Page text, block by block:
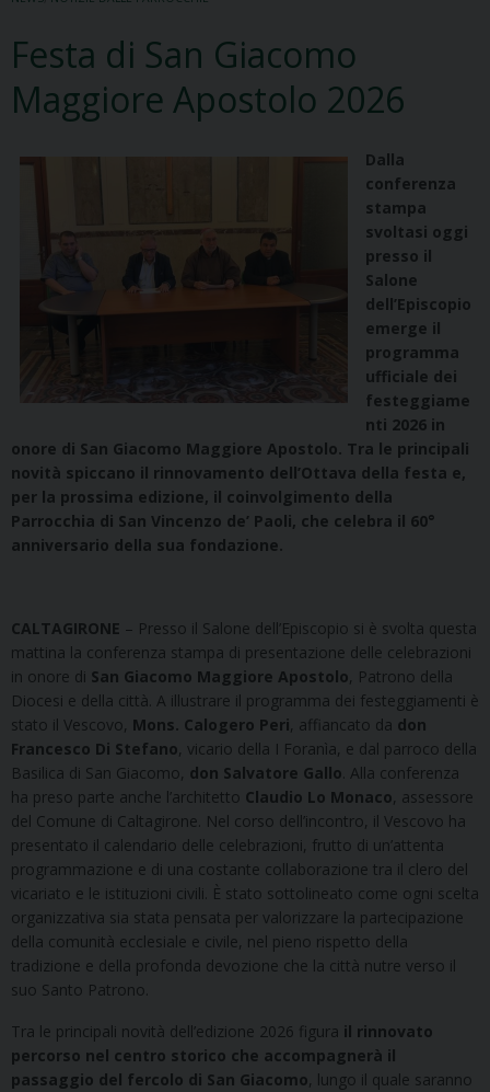
Festa di San Giacomo
Maggiore Apostolo 2026
Dalla
conferenza
stampa
svoltasi oggi
presso il
Salone
dell’Episcopio
emerge il
programma
ufficiale dei
festeggiame
nti 2026 in
onore di San Giacomo Maggiore Apostolo. Tra le principali
novità spiccano il rinnovamento dell’Ottava della festa e,
per la prossima edizione, il coinvolgimento della
Parrocchia di San Vincenzo de’ Paoli, che celebra il 60°
anniversario della sua fondazione.
CALTAGIRONE – Presso il Salone dell’Episcopio si è svolta questa
mattina la conferenza stampa di presentazione delle celebrazioni
in onore di San Giacomo Maggiore Apostolo, Patrono della
Diocesi e della città. A illustrare il programma dei festeggiamenti è
stato il Vescovo, Mons. Calogero Peri, affiancato da don
Francesco Di Stefano, vicario della I Foranìa, e dal parroco della
Basilica di San Giacomo, don Salvatore Gallo . Alla conferenza
ha preso parte anche l’architetto Claudio Lo Monaco, assessore
del Comune di Caltagirone. Nel corso dell’incontro, il Vescovo ha
presentato il calendario delle celebrazioni, frutto di un’attenta
programmazione e di una costante collaborazione tra il clero del
vicariato e le istituzioni civili. È stato sottolineato come ogni scelta
organizzativa sia stata pensata per valorizzare la partecipazione
della comunità ecclesiale e civile, nel pieno rispetto della
tradizione e della profonda devozione che la città nutre verso il
suo Santo Patrono.
Tra le principali novità dell’edizione 2026 figura il rinnovato
percorso nel centro storico che accompagnerà il
passaggio del fercolo di San Giacomo, lungo il quale saranno